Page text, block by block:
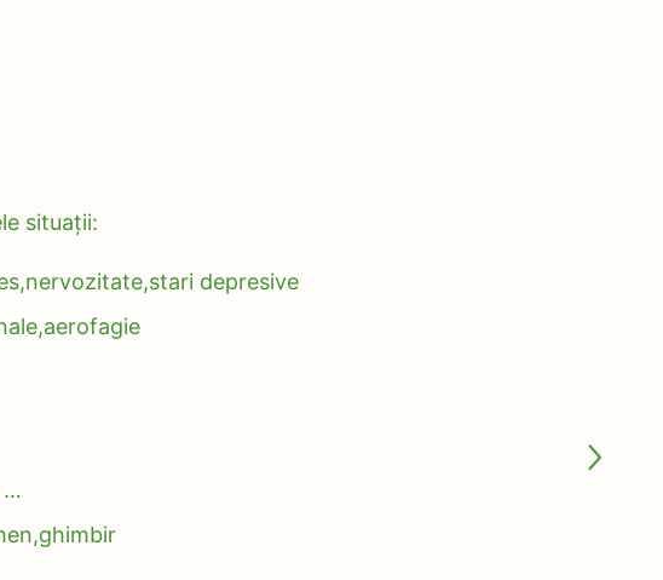
situații:
depresive
…